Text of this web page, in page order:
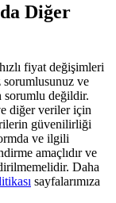
Diğer
fiyat değişimleri
sorumlusunuz ve
sorumlu değildir.
diğer veriler için
güvenilirliği
ve ilgili
amaçlıdır ve
Daha
sayfalarımıza